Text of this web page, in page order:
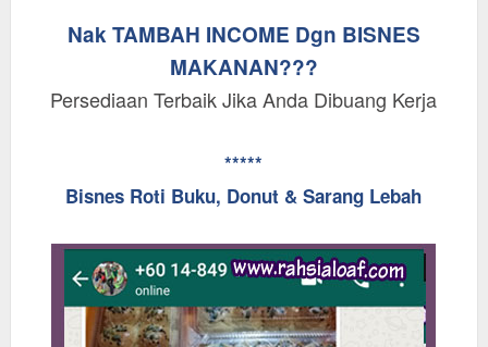
Nak TAMBAH INCOME Dgn BISNES
MAKANAN???
Persediaan Terbaik Jika Anda Dibuang Kerja
*****
Bisnes Roti Buku, Donut & Sarang Lebah